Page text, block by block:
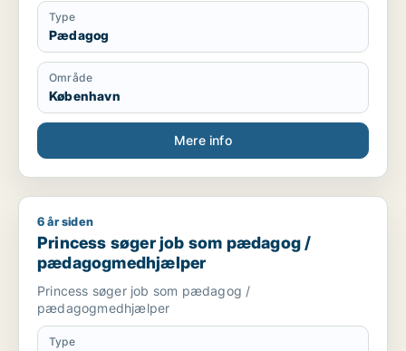
Type
Pædagog
Område
København
Mere info
Princess søger job som pædagog / pædagogmedhjælper
6 år siden
Princess søger job som pædagog /
pædagogmedhjælper
Princess søger job som pædagog /
pædagogmedhjælper
Type